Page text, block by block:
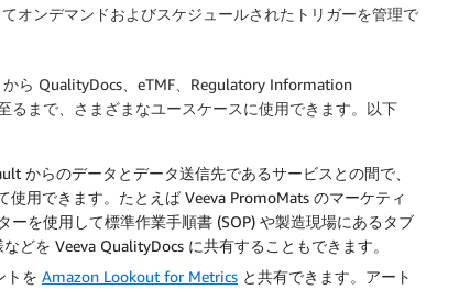
オンデマンドおよびスケジュールされたトリガーを管理で
ら QualityDocs、eTMF、Regulatory Information
るまで、さまざまなユースケースに使用できます。以下
からのデータとデータ送信先であるサービスとの間で、
用できます。たとえば Veeva PromoMats のマーケティ
ーを使用して標準作業手順書 (SOP) や製造現場にあるタブ
どを Veeva QualityDocs に共有することもできます。
トを Amazon Lookout for Metrics と共有できます。アート